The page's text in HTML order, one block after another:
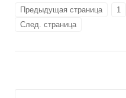
Пагинация
записей
Предыдущая страница 1
След. страница